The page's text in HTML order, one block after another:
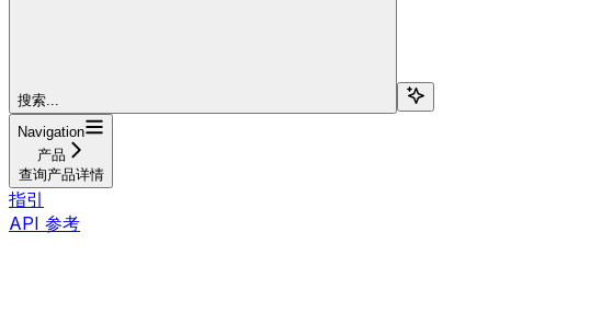
搜索...
Navigation
产品
查询产品详情
指引
API 参考